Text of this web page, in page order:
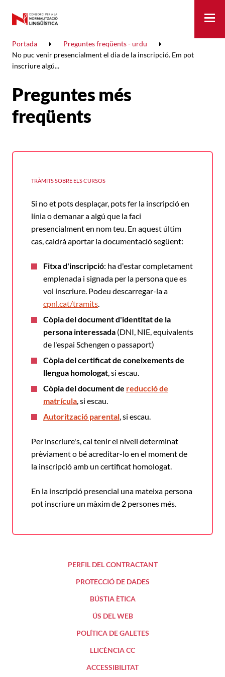
Portada
Preguntes freqüents - urdu
No puc venir presencialment el dia de la inscripció. Em pot
inscriure algú...
Preguntes més
freqüents
TRÀMITS SOBRE ELS CURSOS
Si no et pots desplaçar, pots fer la inscripció en
línia o demanar a algú que la faci
presencialment en nom teu. En aquest últim
cas, caldrà aportar la documentació següent:
Fitxa d'inscripció: ha d'estar completament
emplenada i signada per la persona que es
vol inscriure. Podeu descarregar-la a
cpnl.cat/tramits.
Còpia del document d'identitat de la
persona interessada (DNI, NIE, equivalents
de l'espai Schengen o passaport)
Còpia del certificat de coneixements de
llengua homologat, si escau.
Còpia del document de reducció de
matrícula, si escau.
Autorització parental, si escau.
Per inscriure's, cal tenir el nivell determinat
prèviament o bé acreditar-lo en el moment de
la inscripció amb un certificat homologat.
En la inscripció presencial una mateixa persona
pot inscriure un màxim de 2 persones més.
PERFIL DEL CONTRACTANT
PROTECCIÓ DE DADES
BÚSTIA ÈTICA
ÚS DEL WEB
POLÍTICA DE GALETES
LLICÈNCIA CC
ACCESSIBILITAT